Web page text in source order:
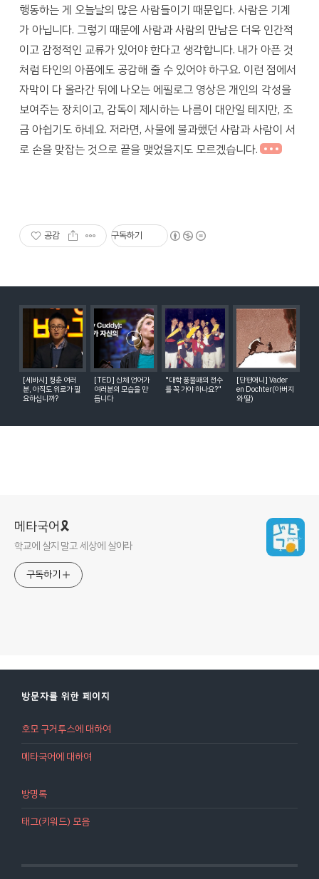
행동하는 게 오늘날의 많은 사람들이기 때문입다. 사람은 기계
가 아닙니다. 그렇기 때문에 사람과 사람의 만남은 더욱 인간적
이고 감정적인 교류가 있어야 한다고 생각합니다. 내가 아픈 것
처럼 타인의 아픔에도 공감해 줄 수 있어야 하구요. 이런 점에서
자막이 다 올라간 뒤에 나오는 에필로그 영상은 개인의 각성을
보여주는 장치이고, 감독이 제시하는 나름이 대안일 테지만, 조
금 아쉽기도 하네요. 저라면, 사물에 불과했던 사람과 사람이 서
로 손을 맞잡는 것으로 끝을 맺었을지도 모르겠습니다.
공감 구독하기
[세바시] 청춘 여러
분, 아직도 위로가 필
요하십니까?
[TED] 신체 언어가
여러분의 모습을 만
듭니다
"대학 풍물패의 전수
를 꼭 가야 하나요?"
[단편애니] Vader
en Dochter(아버지
와 딸)
메타국어🎗
학교에 살지 말고 세상에 살아라
구독하기
방문자를 위한 페이지
호모 구거투스에 대하여
메타국어에 대하여
방명록
태그(키워드) 모음